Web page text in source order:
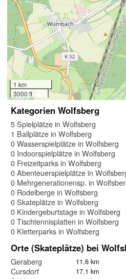
1 km
3000 ft
Kategorien Wolfsberg
5 Spielplätze in Wolfsberg
1 Ballplätze in Wolfsberg
0 Wasserspielplätze in Wolfsberg
0 Indoorspielplätze in Wolfsberg
0 Freizeitparks in Wolfsberg
0 Abenteuerspielplätze in
0 Mehrgenerationensp. in
0 Rodelberge in Wolfsberg
0 Skateplätze in Wolfsberg
0 Kindergeburtstage in Wolfsberg
0 Tischtennisplatten in Wolfsberg
0 Kletterparks in Wolfsberg
Orte (Skateplätze) bei
Geraberg 11.6 km
Cursdorf 17.1 km